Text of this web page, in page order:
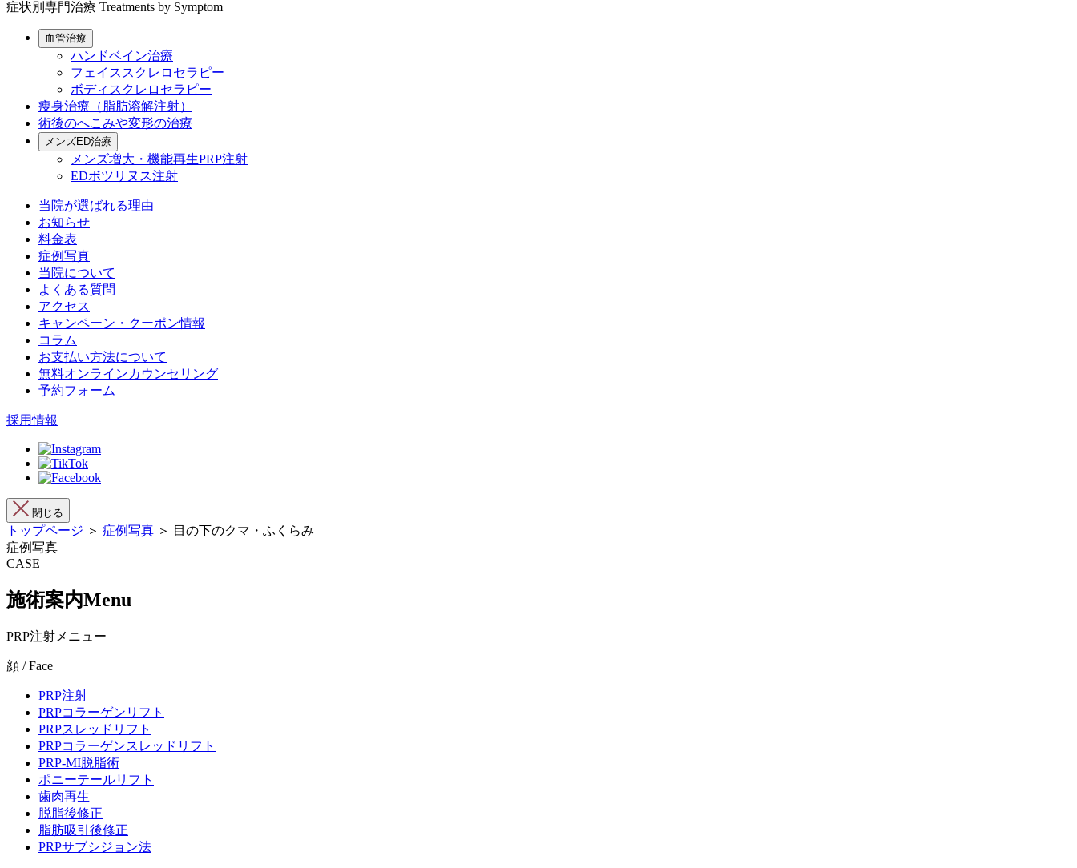
症状別専門治療 Treatments by Symptom
血管治療
ハンドベイン治療
フェイススクレロセラピー
ボディスクレロセラピー
痩身治療（脂肪溶解注射）
術後のへこみや変形の治療
メンズED治療
メンズ増大・機能再生PRP注射
EDボツリヌス注射
当院が選ばれる理由
お知らせ
料金表
症例写真
当院について
よくある質問
アクセス
キャンペーン・クーポン情報
コラム
お支払い方法について
無料オンラインカウンセリング
予約フォーム
採用情報
閉じる
トップページ ＞ 症例写真 ＞ 目の下のクマ・ふくらみ
症例写真
CASE
施術案内Menu
PRP注射メニュー
顔 / Face
PRP注射
PRPコラーゲンリフト
PRPスレッドリフト
PRPコラーゲンスレッドリフト
PRP-MI脱脂術
ポニーテールリフト
歯肉再生
脱脂後修正
脂肪吸引後修正
PRPサブシジョン法